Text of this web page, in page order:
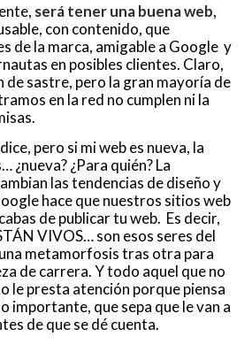
será tener una buena web,
con contenido, que
de la marca, amigable a Google y
en posibles clientes. Claro,
de sastre, pero la gran mayoría de
en la red no cumplen ni la
pero si mi web es nueva, la
¿nueva? ¿Para quién? La
las tendencias de diseño y
hace que nuestros sitios web
de publicar tu web. Es decir,
VIVOS… son esos seres del
metamorfosis tras otra para
de carrera. Y todo aquel que no
le presta atención porque piensa
importante, que sepa que le van a
de que se dé cuenta.